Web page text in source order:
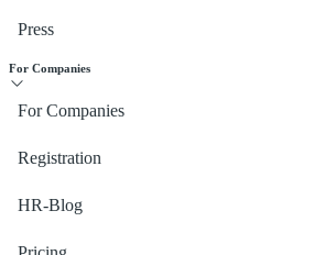
Press
For Companies
For Companies
Registration
HR-Blog